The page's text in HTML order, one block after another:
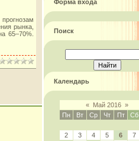
рынка,
65–70%.
Форма входа
Поиск
Календарь
« Май 2016 »
Пн
Вт Ср Чт Пт Сб
2
3 4 5 6 7